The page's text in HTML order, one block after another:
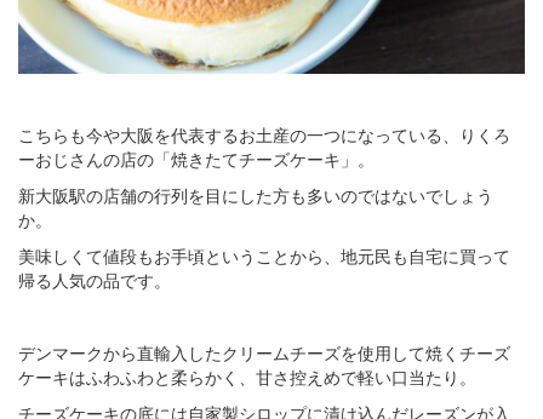
こちらも今や大阪を代表するお土産の一つになっている、りくろ
ーおじさんの店の「焼きたてチーズケーキ」。
新大阪駅の店舗の行列を目にした方も多いのではないでしょう
か。
美味しくて値段もお手頃ということから、地元民も自宅に買って
帰る人気の品です。
デンマークから直輸入したクリームチーズを使用して焼くチーズ
ケーキはふわふわと柔らかく、甘さ控えめで軽い口当たり。
チーズケーキの底には自家製シロップに漬け込んだレーズンが入